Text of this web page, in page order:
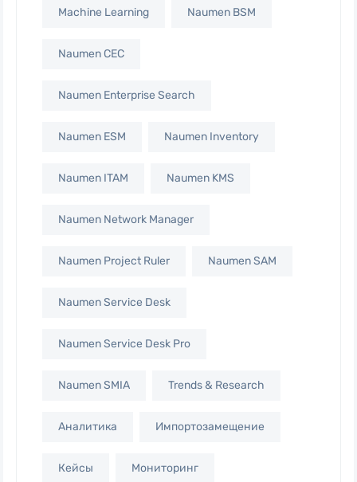
Machine Learning Naumen BSM
Naumen CEC
Naumen Enterprise Search
Naumen ESM Naumen Inventory
Naumen ITAM Naumen KMS
Naumen Network Manager
Naumen Project Ruler Naumen SAM
Naumen Service Desk
Naumen Service Desk Pro
Naumen SMIA Trends & Research
Аналитика Импортозамещение
Кейсы Мониторинг